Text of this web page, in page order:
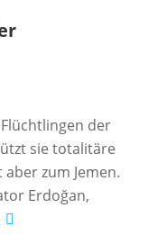
der
sie totalitäre
zum Jemen.
Erdoğan,